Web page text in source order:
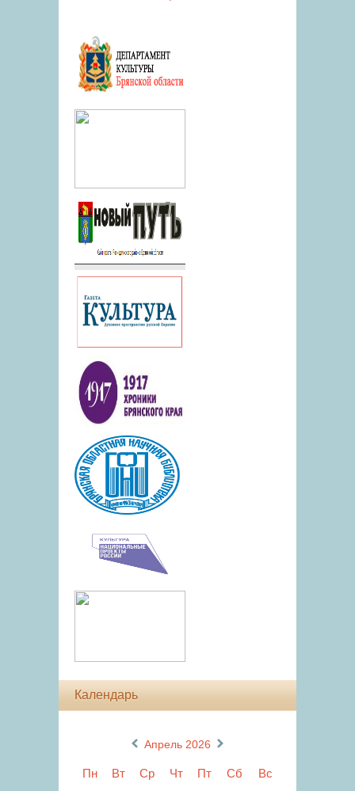
Календарь
Апрель 2026
Пн Вт Ср Чт Пт Сб Вс